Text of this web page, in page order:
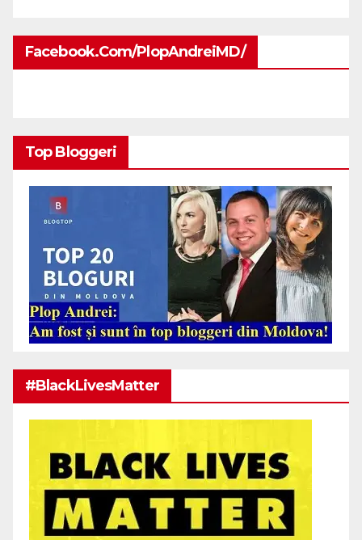
Facebook.com/PlopAndreiMD/
Top Bloggeri
#BlackLivesMatter